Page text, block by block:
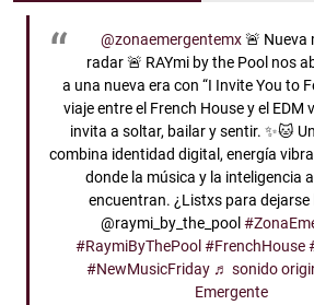
@zonaemergentemx🚨 Nueva
radar 🚨 RAYmi by the Pool nos
a una nueva era con “I Invite You to
viaje entre el French House y el EDM
invita a soltar, bailar y sentir. ✨🐱
combina identidad digital, energía
donde la música y la inteligencia
encuentran. ¿Listxs para dejarse
@raymi_by_the_pool
#RaymiByThePool #FrenchHouse
#NewMusicFriday ♬ sonido
Emergente